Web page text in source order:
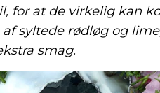
for at de virkelig kan
syltede rødløg og
smag.